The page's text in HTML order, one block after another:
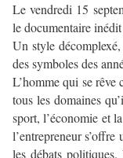
Le vendredi 15
le documentaire
Un style
des symboles des
L’homme qui se rêve
tous les domaines
sport, l’économie et
l’entrepreneur
les débats